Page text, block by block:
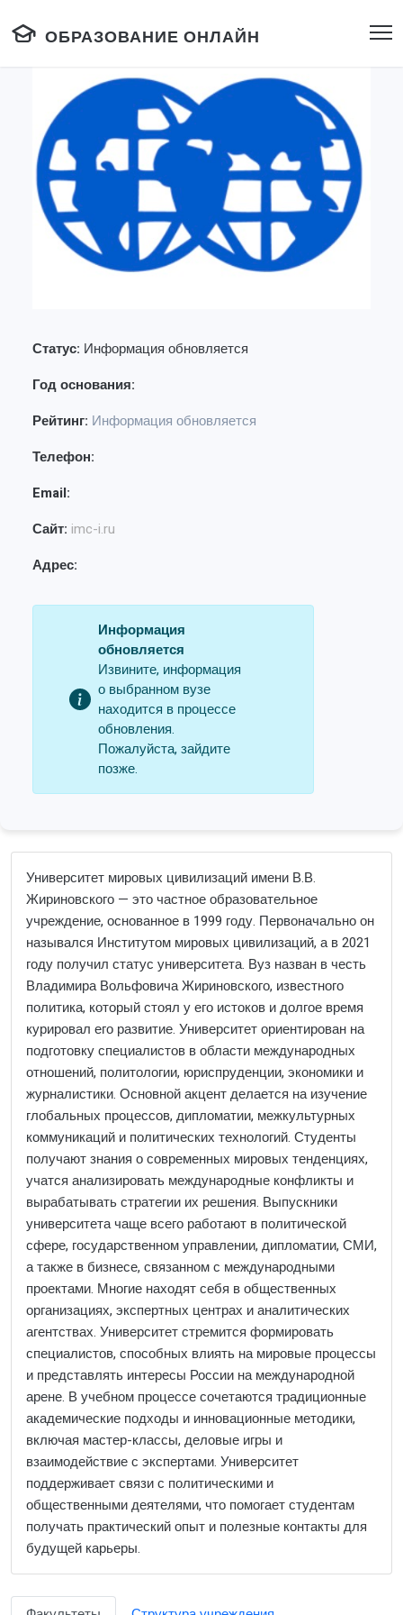
ОБРАЗОВАНИЕ ОНЛАЙН
Статус: Информация обновляется
Год основания:
Рейтинг: Информация обновляется
Телефон:
Email:
Сайт: imc-i.ru
Адрес:
Информация
обновляется
Извините, информация
о выбранном вузе
находится в процессе
обновления.
Пожалуйста, зайдите
позже.
Университет мировых цивилизаций имени В.В.
Жириновского — это частное образовательное
учреждение, основанное в 1999 году. Первоначально он
назывался Институтом мировых цивилизаций, а в 2021
году получил статус университета. Вуз назван в честь
Владимира Вольфовича Жириновского, известного
политика, который стоял у его истоков и долгое время
курировал его развитие. Университет ориентирован на
подготовку специалистов в области международных
отношений, политологии, юриспруденции, экономики и
журналистики. Основной акцент делается на изучение
глобальных процессов, дипломатии, межкультурных
коммуникаций и политических технологий. Студенты
получают знания о современных мировых тенденциях,
учатся анализировать международные конфликты и
вырабатывать стратегии их решения. Выпускники
университета чаще всего работают в политической
сфере, государственном управлении, дипломатии, СМИ,
а также в бизнесе, связанном с международными
проектами. Многие находят себя в общественных
организациях, экспертных центрах и аналитических
агентствах. Университет стремится формировать
специалистов, способных влиять на мировые процессы
и представлять интересы России на международной
арене. В учебном процессе сочетаются традиционные
академические подходы и инновационные методики,
включая мастер-классы, деловые игры и
взаимодействие с экспертами. Университет
поддерживает связи с политическими и
общественными деятелями, что помогает студентам
получать практический опыт и полезные контакты для
будущей карьеры.